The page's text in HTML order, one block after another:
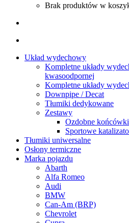
Brak produktów w
Układ wydechowy
Kompletne układy
kwasoodpornej
Kompletne układy
Downpipe / Decat
Tłumiki dedykowane
Zestawy
Ozdobne
Sportowe
Tłumiki uniwersalne
Osłony termiczne
Marka pojazdu
Abarth
Alfa Romeo
Audi
BMW
Can-Am (BRP)
Chevrolet